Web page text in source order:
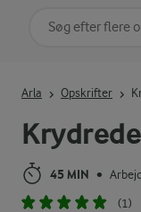
45 MIN •
(1)
Arla Opskrifter
Søg på kategori